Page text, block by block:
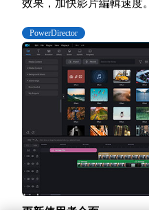
效果，加快影片編輯速度。
PowerDirector
更新使用者介面